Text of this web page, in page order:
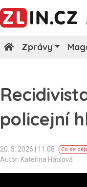
Zprávy
policejní
20. 5. 2026 | 11:08 Co se
Autor: Kateřina Háblová